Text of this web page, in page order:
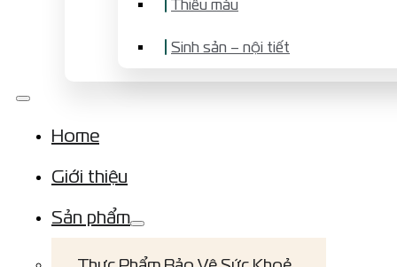
Thiếu máu
Sinh sản – nội tiết
Home
Giới thiệu
Sản phẩm